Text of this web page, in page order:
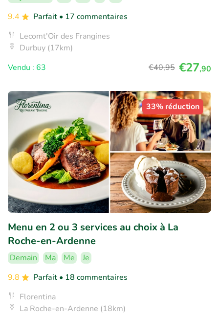
9.4
Parfait • 17 commentaires
Lecomt'Oir des Frangines
Durbuy (17km)
Vendu : 63
€40,95 €27,90
33% réduction
Menu en 2 ou 3 services au choix à La
Roche-en-Ardenne
Demain Ma Me
Je
9.8
Parfait • 18 commentaires
Florentina
La Roche-en-Ardenne (18km)